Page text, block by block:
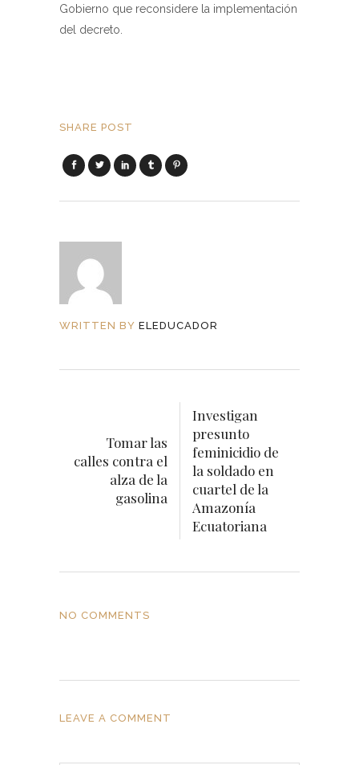
Gobierno que reconsidere la implementación
del decreto.
SHARE POST
WRITTEN BY ELEDUCADOR
Tomar las
calles contra el
alza de la
gasolina
Investigan
presunto
feminicidio de
la soldado en
cuartel de la
Amazonía
Ecuatoriana
NO COMMENTS
LEAVE A COMMENT